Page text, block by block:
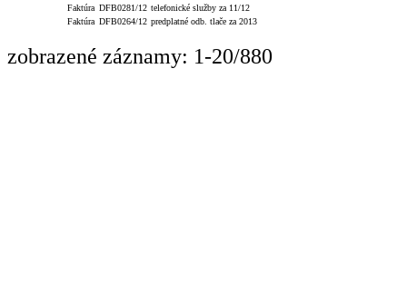
Faktúra DFB0281/12 telefonické služby za 11/12
Faktúra DFB0264/12 predplatné odb. tlače za 2013
zobrazené záznamy: 1-20/880